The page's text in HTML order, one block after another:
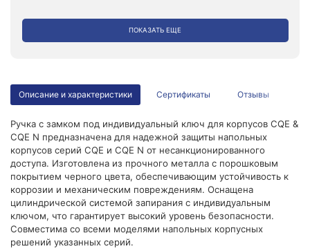
ПОКАЗАТЬ ЕЩЕ
Описание и характеристики Сертификаты Отзывы
Ручка с замком под индивидуальный ключ для корпусов CQE &
CQE N предназначена для надежной защиты напольных
корпусов серий CQE и CQE N от несанкционированного
доступа. Изготовлена из прочного металла с порошковым
покрытием черного цвета, обеспечивающим устойчивость к
коррозии и механическим повреждениям. Оснащена
цилиндрической системой запирания с индивидуальным
ключом, что гарантирует высокий уровень безопасности.
Совместима со всеми моделями напольных корпусных
решений указанных серий.